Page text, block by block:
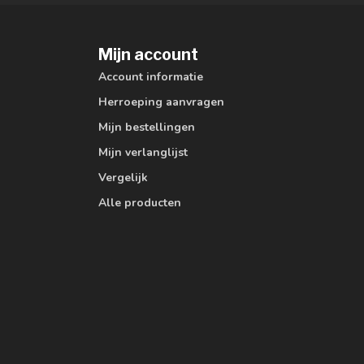
Mijn account
Account informatie
Herroeping aanvragen
Mijn bestellingen
Mijn verlanglijst
Vergelijk
Alle producten